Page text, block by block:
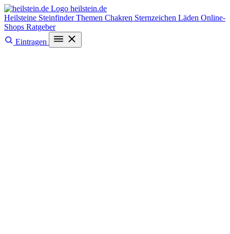
heilstein.de
Heilsteine SteinfinderThemen Chakren Sternzeichen Läden Online-
Shops Ratgeber
Eintragen